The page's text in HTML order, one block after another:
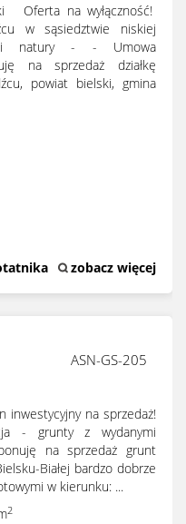
Oferta na wyłączność!
w sąsiedztwie niskiej
i natury - - Umowa
na sprzedaż działkę
powiat bielski, gmina
zobacz więcej
ASN-GS-205
inwestycyjny na sprzedaż!
- grunty z wydanymi
na sprzedaż grunt
Białej bardzo dobrze
w kierunku: ...
2